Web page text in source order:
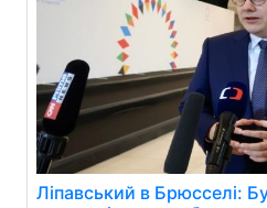
Ліпавський в Брюсселі: